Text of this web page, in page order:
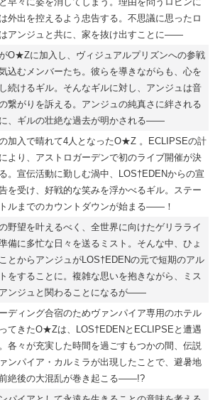
外出を控えるよう忠告する。不思議に思ったロ
アンジュと共に、家を抜け出すことに――
O★Zに加入し、ヴィジュアルプリズンへの参戦
込むメンバーたち。彼らを導きながらも、心を
続けるギル。そんなギルに対し、アンジュは音
繋がりを訴える。アンジュの純真さに絆される
、ギルの壮絶な過去が明かされる――
加入で晴れて4人となったO★Z 。ECLIPSEの計
より、アストロガーデンで初のライブ開催が決
。宣伝活動に勤しむ渦中、LOS†EDENからの宣
を受け、好戦的な笑みを浮かべるギル。ステー
ルまでのカウントダウンが始まる――！
野望を叶えるべく、全世界に向けたゲリラライ
備に多忙な日々を送るミスト。そんな中、ひょ
とからアンジュがLOS†EDENの元で短期のアル
をすることに。複雑な思いを抱きながら、ミス
アンジュと関わることになるが――
ディング合宿のためヴァンパイア専用のホテル
てきたO★Zは、LOS†EDENとECLIPSEと遭遇
各々が充実した時間を過ごすもつかの間、伝説
ンパイア・カルミラが出現したことで、避暑地
絶後の大混乱が巻き起こる――!?